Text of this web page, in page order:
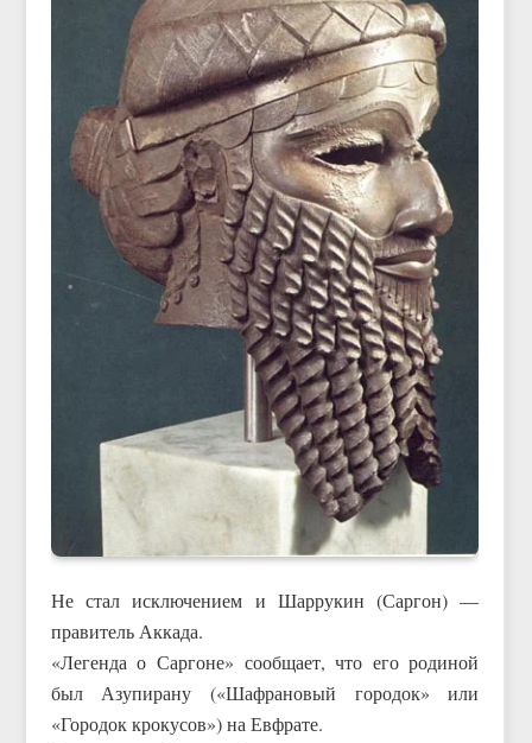
Не стал исключением и Шаррукин (Саргон) —
правитель Аккада.
«Легенда о Саргоне» сообщает, что его родиной
был Азупирану («Шафрановый городок» или
«Городок крокусов») на Евфрате.